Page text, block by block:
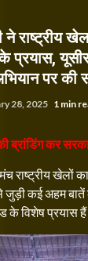
ने राष्ट्रीय
प्रयास,
पर की
28, 2025 1 min
ब्रांडिंग कर
राष्ट्रीय खेलों
जुड़ी कई अहम बातें
के विशेष प्रयास